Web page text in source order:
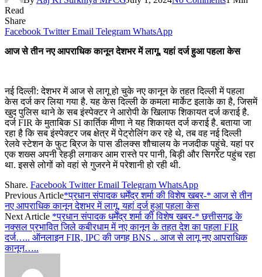
Read
Share
Facebook Twitter Email Telegram WhatsApp
आज से तीन नए आपराधिक कानून देशभर में लागू, यहां दर्ज हुआ पहला केस
नई दिल्ली: देशभर में आज से लागू हो चुके नए कानून के तहत दिल्ली में पहला
केस दर्ज कर लिया गया है. यह केस दिल्ली के कमला मार्केट इलाके का है, जिसमें
खुद पुलिस थाने के सब इंस्पेक्टर ने आरोपी के खिलाफ शिकायत दर्ज कराई है.
दर्ज FIR के मुताबिक SI कार्तिक मीणा ने यह शिकायत दर्ज कराई है. बताया जा
रहा है कि सब इंस्पेक्टर जब क्षेत्र में पेट्रोलिंग कर रहे थे, तब वह नई दिल्ली
रेलवे स्टेशन के फुट ब्रिज के पास डीलक्स शौचालय के नजदीक पहुंचे. यहां पर
एक शख्स अपनी रेहड़ी लगाकर आम रास्ते पर पानी, बिड़ी और सिगरेट पहुंच रहा
था. इससे लोगों को वहां से गुजरने में परेशानी हो रही थी.
Share. Facebook Twitter Email Telegram WhatsApp
Previous Article*प्रधान संपादक धर्मेंद्र शर्मा की विशेष खबर-* आज से तीन
नए आपराधिक कानून देशभर में लागू, यहां दर्ज हुआ पहला केस
Next Article *प्रधान संपादक धर्मेंद्र शर्मा की विशेष खबर-* छत्तीसगढ़ के
नक्सल प्रभावित जिले कबीरधाम में नए कानून के तहत देश का पहला FIR
दर्ज….. ऑनलाइन FIR, IPC की जगह BNS .. आज से लागू नए आपराधिक
कानून…..